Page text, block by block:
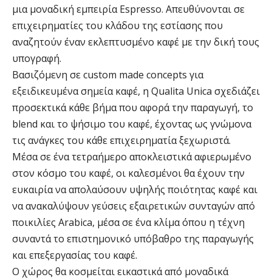
μια μοναδική εμπειρία Espresso. Απευθύνονται σε
επιχειρηματίες του κλάδου της εστίασης που
αναζητούν έναν εκλεπτυσμένο καφέ με την δική τους
υπογραφή.
Βασιζόμενη σε custom made concepts για
εξειδικευμένα σημεία καφέ, η Qualita Unica σχεδιάζει
προσεκτικά κάθε βήμα που αφορά την παραγωγή, το
blend και το ψήσιμο του καφέ, έχοντας ως γνώμονα
τις ανάγκες του κάθε επιχειρηματία ξεχωριστά.
Μέσα σε ένα τετραήμερο αποκλειστικά αφιερωμένο
στον κόσμο του καφέ, οι καλεσμένοι θα έχουν την
ευκαιρία να απολαύσουν υψηλής ποιότητας καφέ και
να ανακαλύψουν γεύσεις εξαιρετικών συνταγών από
ποικιλίες Arabica, μέσα σε ένα κλίμα όπου η τέχνη
συναντά το επιστημονικό υπόβαθρο της παραγωγής
και επεξεργασίας του καφέ.
Ο χώρος θα κοσμείται εικαστικά από μοναδικά